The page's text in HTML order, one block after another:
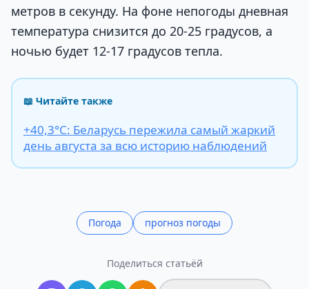
метров в секунду. На фоне непогоды дневная
температура снизится до 20-25 градусов, а
ночью будет 12-17 градусов тепла.
📖 Читайте также
+40,3°С: Беларусь пережила самый жаркий
день августа за всю историю наблюдений
Погода прогноз погоды
Поделиться статьёй